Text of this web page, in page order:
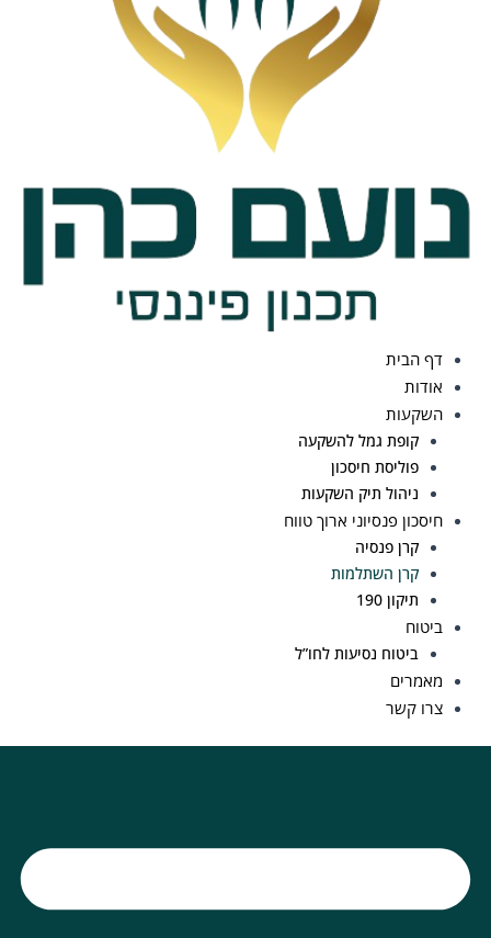
דף הבית
אודות
השקעות
קופת גמל להשקעה
פוליסת חיסכון
ניהול תיק השקעות
חיסכון פנסיוני ארוך טווח
קרן פנסיה
קרן השתלמות
תיקון 190
ביטוח
ביטוח נסיעות לחו”ל
מאמרים
צרו קשר